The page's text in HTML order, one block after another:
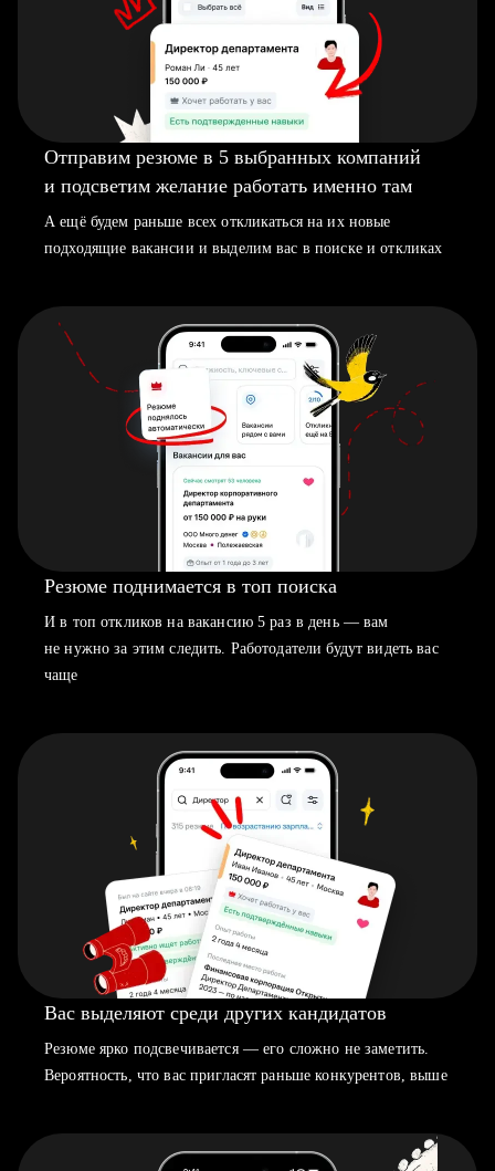
Отправим резюме в 5 выбранных компаний
и подсветим желание работать именно там
А ещё будем раньше всех откликаться на их новые
подходящие вакансии и выделим вас в поиске и откликах
Резюме поднимается в топ поиска
И в топ откликов на вакансию 5 раз в день — вам
не нужно за этим следить. Работодатели будут видеть вас
чаще
Вас выделяют среди других кандидатов
Резюме ярко подсвечивается — его сложно не заметить.
Вероятность, что вас пригласят раньше конкурентов, выше